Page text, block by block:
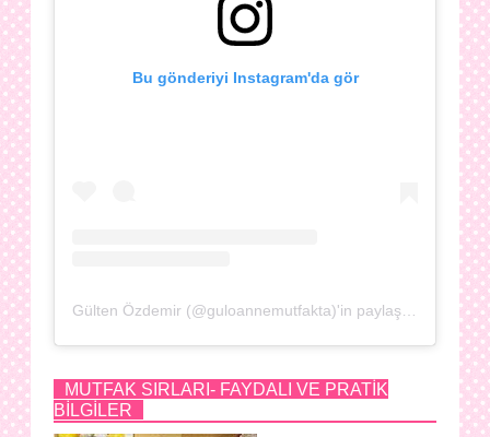
Bu gönderiyi Instagram'da gör
MUTFAK SIRLARI- FAYDALI VE PRATİK
BİLGİLER